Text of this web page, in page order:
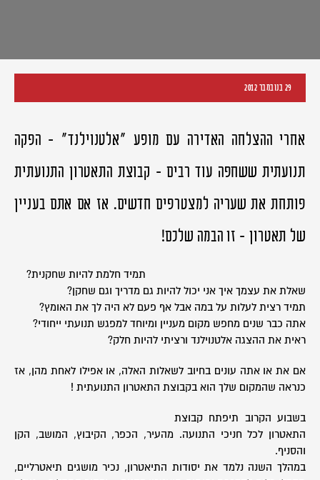
29 בנובמבר 2012
אחרי ההצלחה האדירה עם מופע "אלטנוילנד" - הפקה
תנועתית ששחפה עוד רבים - קבוצת התאטרון התנועתית
פותחת את שעריה למצטרפים חדשים. אז אם אתם בעניין
של תאטרון - זו הבמה שלכם!
תמיד חלמת להיות שחקנית?
שאלת את עצמך איך אני יכול להיות גם מדריך וגם שחקן?
תמיד רצית לעלות על במה אבל אף פעם לא היה לך את האומץ?
אתה כבר שנים מחפש מקום מעניין ומיוחד למפגש תנועתי ייחודי?
ראית את ההצגה אלטנוילנד ורציתי להיות חלק?
אם את או אתה עונים בחיוב לשאלות האלה, או אפילו לאחת מהן, אז
כנראה שהמקום שלך הוא בקבוצת התאטרון התנועתית !
בשבוע הקרוב תיפתח קבוצת
התאטרון לכל חניכי התנועה. מהעיר, הכפר, הקיבוץ, המושב, הקן
והסניף.
במהלך השנה נלמד את יסודות התיאטרון, נכיר מושגים תיאטרליים,